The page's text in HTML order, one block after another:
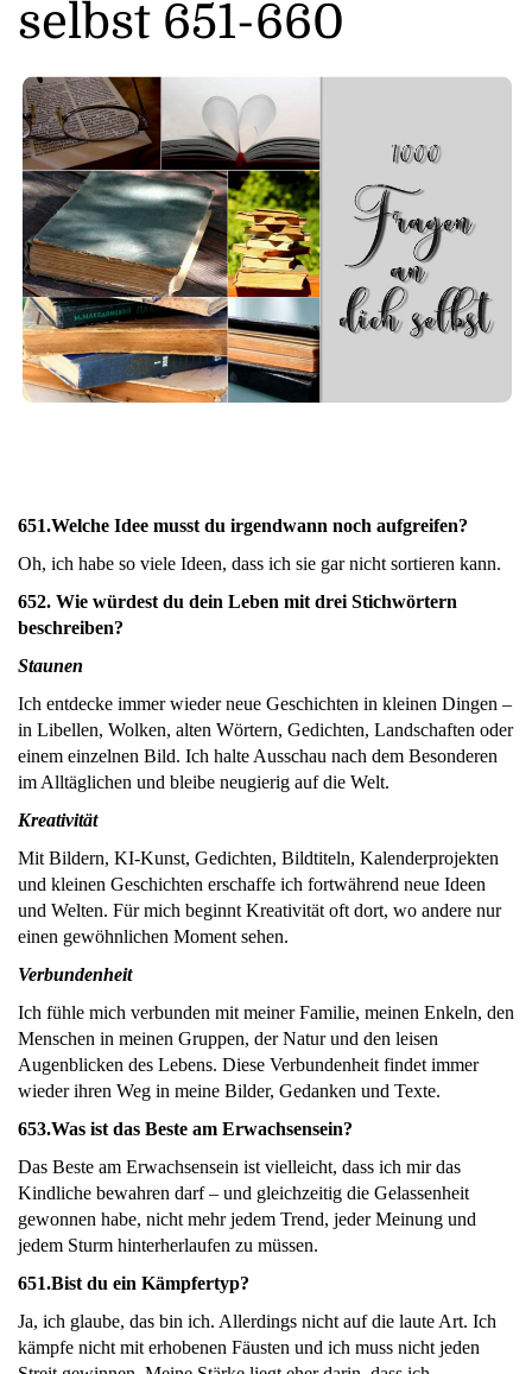
selbst 651-660
651.Welche Idee musst du irgendwann noch aufgreifen?
Oh, ich habe so viele Ideen, dass ich sie gar nicht sortieren kann.
652. Wie würdest du dein Leben mit drei Stichwörtern
beschreiben?
Staunen
Ich entdecke immer wieder neue Geschichten in kleinen Dingen –
in Libellen, Wolken, alten Wörtern, Gedichten, Landschaften oder
einem einzelnen Bild. Ich halte Ausschau nach dem Besonderen
im Alltäglichen und bleibe neugierig auf die Welt.
Kreativität
Mit Bildern, KI-Kunst, Gedichten, Bildtiteln, Kalenderprojekten
und kleinen Geschichten erschaffe ich fortwährend neue Ideen
und Welten. Für mich beginnt Kreativität oft dort, wo andere nur
einen gewöhnlichen Moment sehen.
Verbundenheit
Ich fühle mich verbunden mit meiner Familie, meinen Enkeln, den
Menschen in meinen Gruppen, der Natur und den leisen
Augenblicken des Lebens. Diese Verbundenheit findet immer
wieder ihren Weg in meine Bilder, Gedanken und Texte.
653.Was ist das Beste am Erwachsensein?
Das Beste am Erwachsensein ist vielleicht, dass ich mir das
Kindliche bewahren darf – und gleichzeitig die Gelassenheit
gewonnen habe, nicht mehr jedem Trend, jeder Meinung und
jedem Sturm hinterherlaufen zu müssen.
651.Bist du ein Kämpfertyp?
Ja, ich glaube, das bin ich. Allerdings nicht auf die laute Art. Ich
kämpfe nicht mit erhobenen Fäusten und ich muss nicht jeden